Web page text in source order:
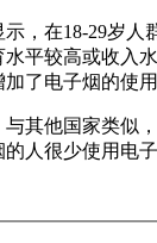
，在18-29岁
平较高或收入
了电子烟的使
其他国家类似
人很少使用电